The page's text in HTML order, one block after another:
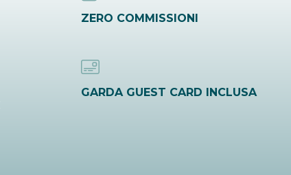
ZERO COMMISSIONI
GARDA GUEST CARD INCLUSA